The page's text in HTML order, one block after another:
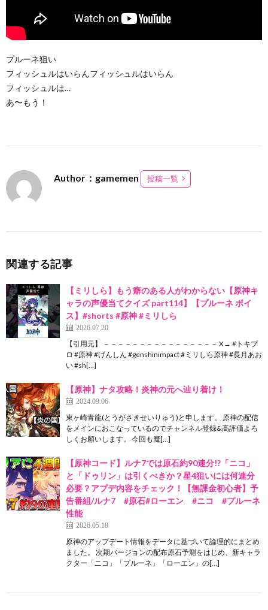
プルーネ狙い
フィッシュルはいらんフィッシュルはいらん
フィッシュルは…
あ〜もう！
Author：gamemen 投稿一覧
関連する記事
【ミリしら】もう癖のある人がわからない【原神キ
ャラの声優当てクイズ part114】【プルーネ ボイ
ス】#shorts #原神 #ミリしら
2026.07.20
【引用元】 －－－－－－－－－－－－－－－－ X→ #トキプ
ロ #原神 #げんしん #genshinimpact #ミリしら原神 #長月あお
い #sh[…]
【原神】ナタ攻略！炎神の元へ辿り着け！
2024.09.06
東ヶ崎青龍(とうがさきせいりゅう)と申します。 原神の配信
をメインにおこなっているのでチャンネル登録&高評価よろ
しくお願いします。 今回も魔[…]
【原神コード】ルナ7では原石約90連分!?「ニコ」
と「ドゥリン」は引くべきか？星4狙いには何連分
必要？アプデ内容をチェック！【無課金初心者】予
告番組/ルナ7 #原石#ローエン #ニコ #プルーネ
性能
2026.05.18
原神のアップデート情報をデータに基づいて論理的にまとめ
ました。 次期バージョンの配布原石予測をはじめ、新キャラ
クター「ニコ」「プルーネ」「ローエン」の[…]